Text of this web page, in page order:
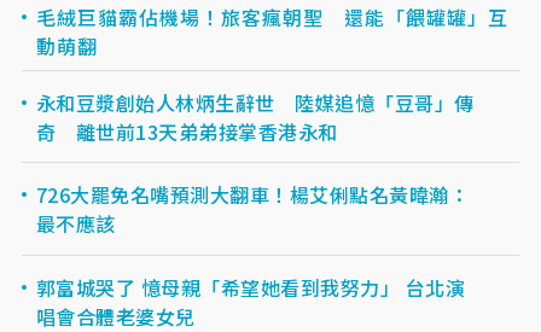
毛絨巨貓霸佔機場！旅客瘋朝聖 還能「餵罐罐」互
動萌翻
永和豆漿創始人林炳生辭世 陸媒追憶「豆哥」傳
奇 離世前13天弟弟接掌香港永和
726大罷免名嘴預測大翻車！楊艾俐點名黃暐瀚：
最不應該
郭富城哭了 憶母親「希望她看到我努力」 台北演
唱會合體老婆女兒